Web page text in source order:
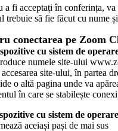
a fi acceptați în conferința,
trebuie să fie făcut cu nume
conectarea pe Zoom
cu sistem de
numele site-ului
site-ului, în partea
o altă pagina unde va
în care se stabilește
cu sistem de
aceiași pași de mai sus